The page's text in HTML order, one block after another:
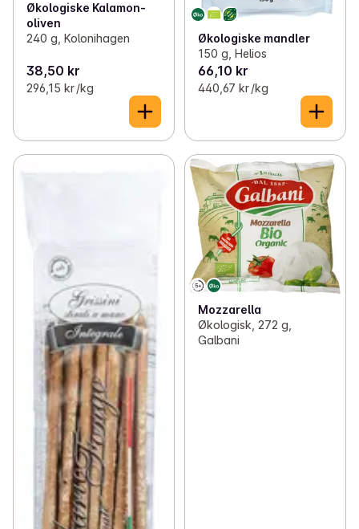
Økologiske Kalamon-
oliven
240 g, Kolonihagen
38,50 kr
296,15 kr /kg
Økologiske mandler
150 g, Helios
66,10 kr
440,67 kr /kg
Mozzarella
Økologisk, 272 g,
Galbani